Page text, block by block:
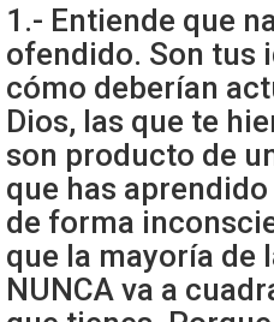
1.- Entiende que
ofendido. Son tus
cómo deberían
Dios, las que te
son producto de
que has
de forma
que la mayoría de
NUNCA va a